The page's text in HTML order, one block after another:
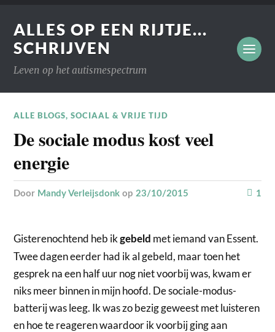
ALLES OP EEN RIJTJE...
SCHRIJVEN
Leven op het autismespectrum
ALLE BLOGS,SOCIAAL & VRIJE TIJD
De sociale modus kost veel
energie
door Mandy Verleijsdonk op23/10/2015 1
Gisterenochtend heb ikgebeld met iemand van Essent.
Twee dagen eerder had ik al gebeld, maar toen het
gesprek na een half uur nog niet voorbij was, kwam er
niks meer binnen in mijn hoofd. De sociale-modus-
batterij was leeg. Ik was zo bezig geweest met luisteren
en hoe te reageren waardoor ik voorbij ging aan